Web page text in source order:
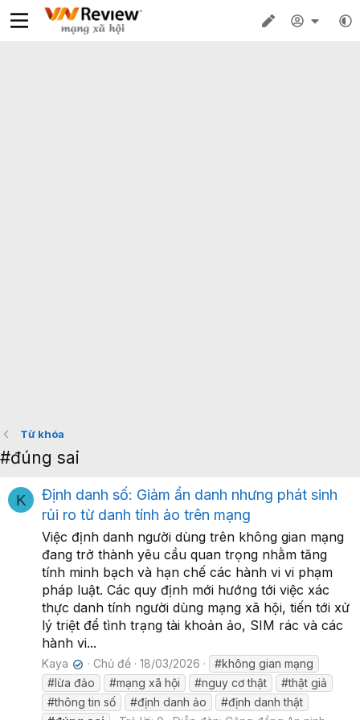
Từ khóa
#đúng sai
K
Định danh số: Giảm ẩn danh nhưng phát sinh
rủi ro từ danh tính ảo trên mạng
Việc định danh người dùng trên không gian mạng
đang trở thành yêu cầu quan trọng nhằm tăng
tính minh bạch và hạn chế các hành vi vi phạm
pháp luật. Các quy định mới hướng tới việc xác
thực danh tính người dùng mạng xã hội, tiến tới xử
lý triệt để tình trạng tài khoản ảo, SIM rác và các
hành vi...
Kaya ✔ Chủ đề 18/03/2026
#không gian mạng
#lừa đảo
#mạng xã hội #nguy cơ thật
#thật giả
#thông tin số
#định danh ảo
#định danh thật